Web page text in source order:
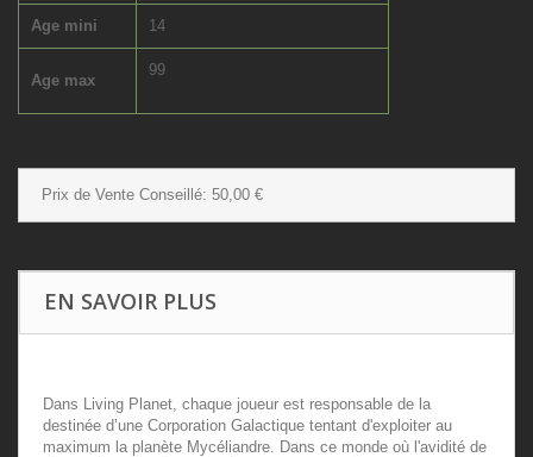
Age mini 14
Age max
99
Prix de Vente Conseillé: 50,00 €
EN SAVOIR PLUS
Dans Living Planet, chaque joueur est responsable de la
destinée d’une Corporation Galactique tentant d'exploiter au
maximum la planète Mycéliandre. Dans ce monde où l'avidité de